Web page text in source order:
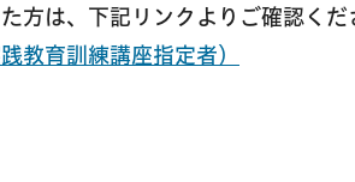
方は、下記リンクよりご確認くだ
教育訓練講座指定者）